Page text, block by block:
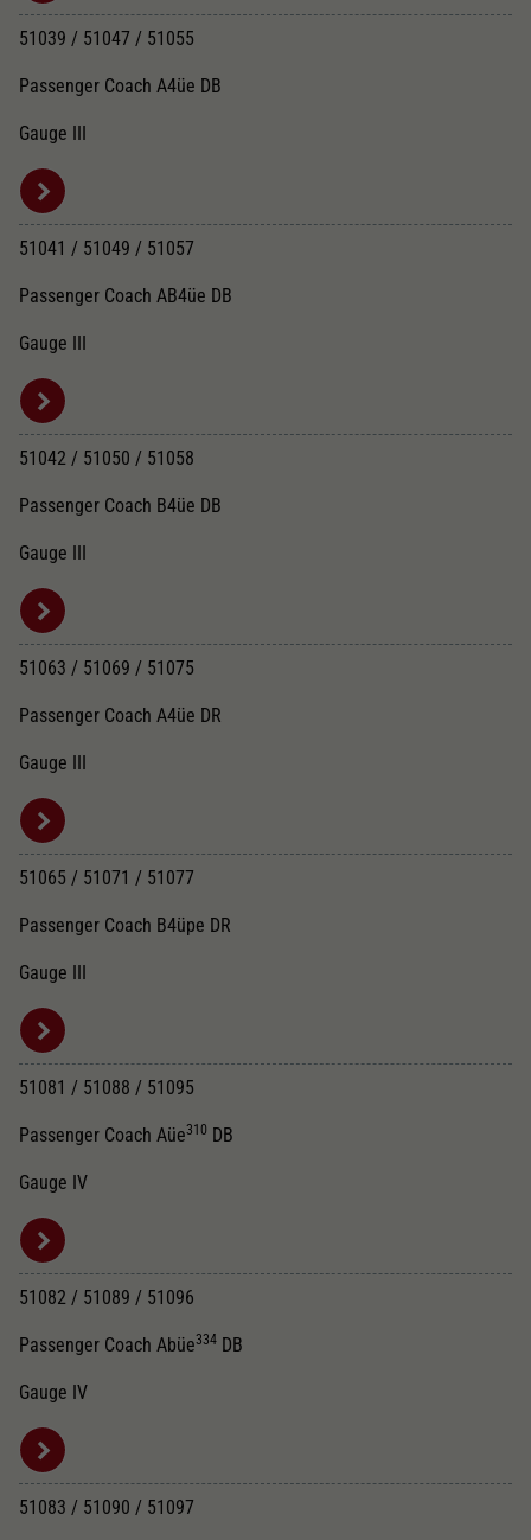
51039 / 51047 / 51055
Passenger Coach A4üe DB
Gauge III
51041 / 51049 / 51057
Passenger Coach AB4üe DB
Gauge III
51042 / 51050 / 51058
Passenger Coach B4üe DB
Gauge III
51063 / 51069 / 51075
Passenger Coach A4üe DR
Gauge III
51065 / 51071 / 51077
Passenger Coach B4üpe DR
Gauge III
51081 / 51088 / 51095
Passenger Coach Aüe310 DB
Gauge IV
51082 / 51089 / 51096
Passenger Coach Abüe334 DB
Gauge IV
51083 / 51090 / 51097